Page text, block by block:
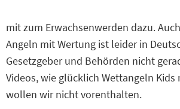
mit zum Erwachsenwerden dazu.
Angeln mit Wertung ist leider in
Gesetzgeber und Behörden nicht
Videos, wie glücklich Wettangeln Kids
wollen wir nicht vorenthalten.